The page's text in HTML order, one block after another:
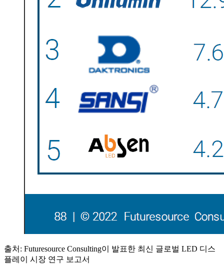
출처: Futuresource Consulting이 발표한 최신 글로벌 LED 디스
플레이 시장 연구 보고서